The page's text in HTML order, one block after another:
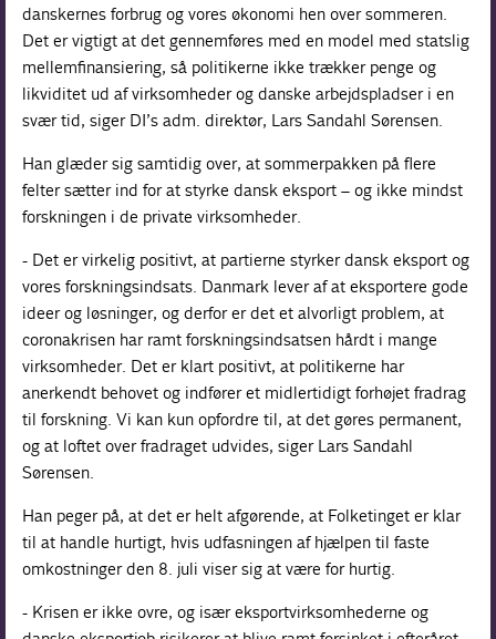
danskernes forbrug og vores økonomi hen over sommeren.
Det er vigtigt at det gennemføres med en model med statslig
mellemfinansiering, så politikerne ikke trækker penge og
likviditet ud af virksomheder og danske arbejdspladser i en
svær tid, siger DI’s adm. direktør, Lars Sandahl Sørensen.
Han glæder sig samtidig over, at sommerpakken på flere
felter sætter ind for at styrke dansk eksport – og ikke mindst
forskningen i de private virksomheder.
- Det er virkelig positivt, at partierne styrker dansk eksport og
vores forskningsindsats. Danmark lever af at eksportere gode
ideer og løsninger, og derfor er det et alvorligt problem, at
coronakrisen har ramt forskningsindsatsen hårdt i mange
virksomheder. Det er klart positivt, at politikerne har
anerkendt behovet og indfører et midlertidigt forhøjet fradrag
til forskning. Vi kan kun opfordre til, at det gøres permanent,
og at loftet over fradraget udvides, siger Lars Sandahl
Sørensen.
Han peger på, at det er helt afgørende, at Folketinget er klar
til at handle hurtigt, hvis udfasningen af hjælpen til faste
omkostninger den 8. juli viser sig at være for hurtig.
- Krisen er ikke ovre, og især eksportvirksomhederne og